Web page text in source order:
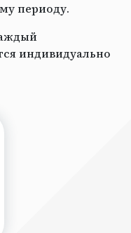
периоду.
индивидуально